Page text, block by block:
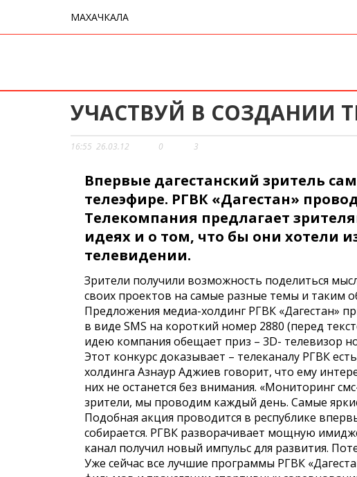
МАХАЧКАЛА
УЧАСТВУЙ В СОЗДАНИИ
16:55 26.03.12 0 3
Впервые дагестанский зритель
телеэфире. РГВК «Дагестан»
Телекомпания предлагает
идеях и о том, что бы они хотели
телевидении.
Зрители получили возможность поделиться
своих проектов на самые разные темы и таким
Предложения медиа-холдинг РГВК «Дагестан»
в виде SMS на короткий номер 2880 (перед
идею компания обещает приз – 3D- телевизор
Этот конкурс доказывает – телеканалу РГВК
холдинга Азнаур Аджиев говорит, что ему
них не останется без внимания. «Мониторинг
зрители, мы проводим каждый день. Самые
Подобная акция проводится в республике
собирается. РГВК разворачивает мощную
канал получил новый импульс для развития.
Уже сейчас все лучшие программы РГВК